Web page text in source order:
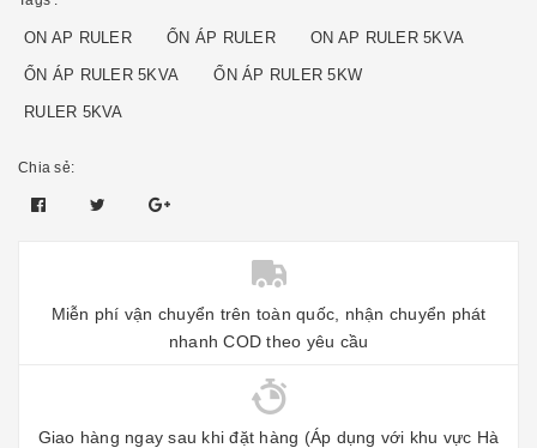
ON AP RULER ỔN ÁP RULER ON AP RULER 5KVA
ỔN ÁP RULER 5KVA ỔN ÁP RULER 5KW
RULER 5KVA
Chia sẻ:
Miễn phí vận chuyển trên toàn quốc, nhận chuyển phát
nhanh COD theo yêu cầu
Giao hàng ngay sau khi đặt hàng (Áp dụng với khu vực Hà